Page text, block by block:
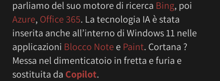
parliamo del suo motore di ricerca Bing, poi
Azure, Office 365. La tecnologia IA è stata
inserita anche all’interno di Windows 11 nelle
applicazioni Blocco Note e Paint. Cortana ?
Messa nel dimenticatoio in fretta e furia e
sostituita da Copilot.